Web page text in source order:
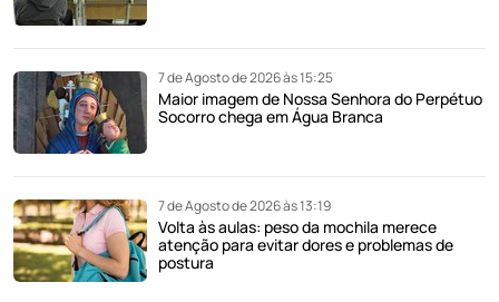
7 de Agosto de 2026 às 15:25
Maior imagem de Nossa Senhora do Perpétuo
Socorro chega em Água Branca
7 de Agosto de 2026 às 13:19
Volta às aulas: peso da mochila merece
atenção para evitar dores e problemas de
postura